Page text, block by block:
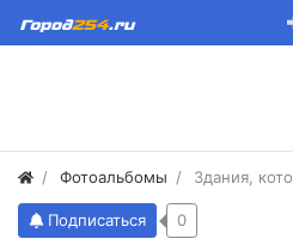
Фотоальбомы Здания,
Подписаться 0